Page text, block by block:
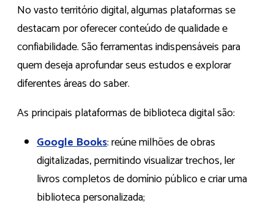
No vasto território digital, algumas plataformas se
destacam por oferecer conteúdo de qualidade e
confiabilidade. São ferramentas indispensáveis para
quem deseja aprofundar seus estudos e explorar
diferentes áreas do saber.
As principais plataformas de biblioteca digital são:
Google Books: reúne milhões de obras
digitalizadas, permitindo visualizar trechos, ler
livros completos de domínio público e criar uma
biblioteca personalizada;